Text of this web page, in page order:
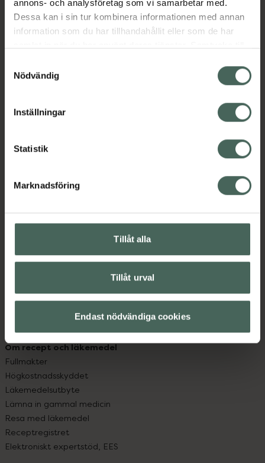
annons- och analysföretag som vi samarbetar med.
Dessa kan i sin tur kombinera informationen med annan
information som du har tillhandahållit eller som de har
återkalla ditt samtycke via webbplatsens
cookieinställningar. Ett återkallat samtycke påverkar inte
lagligheten av behandling som skett innan återkallelsen.
Nödvändig
Inställningar
Statistik
Marknadsföring
Tillåt alla
Tillåt urval
Endast nödvändiga cookies
EAN:00571440021853
Kronans Apotek finns här för dig. Du hittar oss från Skåne i
syd till Lappland i norr, och online i mobilen och på
datorn. Oavsett vem du är så är det vårt uppdrag att
hjälpa just dig att må lite bättre. Välkommen att prata
Kontakta oss
Vanliga frågor
Handla tryggt
Sajtens tillgänglighet
Om recept och läkemedel
Fullmakter
Högkostnadsskyddet
Läkemedelsutbyte
Lämna in gammal medicin
Resa med läkemedel
Receptregistret
Elektroniskt expertstöd, EES